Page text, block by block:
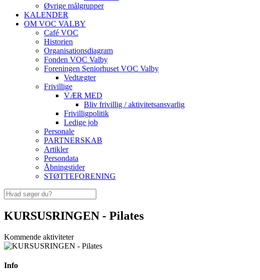
Øvrige målgrupper
KALENDER
OM VOC VALBY
Café VOC
Historien
Organisationsdiagram
Fonden VOC Valby
Foreningen Seniorhuset VOC Valby
Vedtægter
Frivillige
VÆR MED
Bliv frivillig / aktivitetsansvarlig
Frivilligpolitik
Ledige job
Personale
PARTNERSKAB
Artikler
Persondata
Åbningstider
STØTTEFORENING
KURSUSRINGEN - Pilates
Kommende aktiviteter
Info